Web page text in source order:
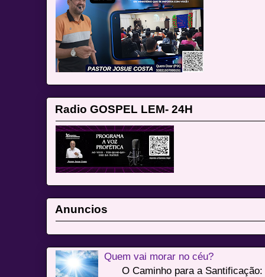
Radio GOSPEL LEM- 24H
Anuncios
Quem vai morar no céu?
O Caminho para a Santificação: